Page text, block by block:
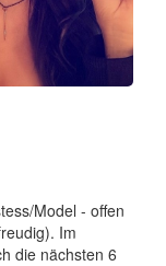
Model - offen
Im
die nächsten 6